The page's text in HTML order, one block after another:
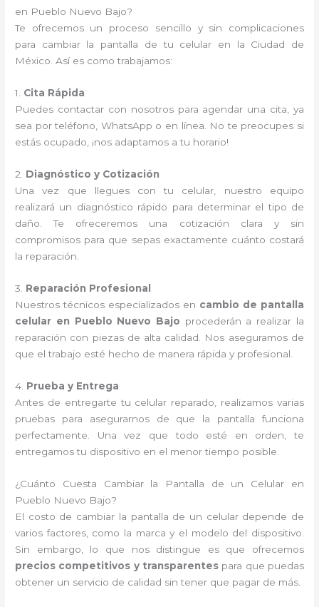
en Pueblo Nuevo Bajo?
Te ofrecemos un proceso sencillo y sin complicaciones
para cambiar la pantalla de tu celular en la Ciudad de
México. Así es como trabajamos:
1. Cita Rápida
Puedes contactar con nosotros para agendar una cita, ya
sea por teléfono, WhatsApp o en línea. No te preocupes si
estás ocupado, ¡nos adaptamos a tu horario!
2. Diagnóstico y Cotización
Una vez que llegues con tu celular, nuestro equipo
realizará un diagnóstico rápido para determinar el tipo de
daño. Te ofreceremos una cotización clara y sin
compromisos para que sepas exactamente cuánto costará
la reparación.
3. Reparación Profesional
Nuestros técnicos especializados en cambio de pantalla
celular en Pueblo Nuevo Bajo procederán a realizar la
reparación con piezas de alta calidad. Nos aseguramos de
que el trabajo esté hecho de manera rápida y profesional.
4. Prueba y Entrega
Antes de entregarte tu celular reparado, realizamos varias
pruebas para asegurarnos de que la pantalla funciona
perfectamente. Una vez que todo esté en orden, te
entregamos tu dispositivo en el menor tiempo posible.
¿Cuánto Cuesta Cambiar la Pantalla de un Celular en
Pueblo Nuevo Bajo?
El costo de cambiar la pantalla de un celular depende de
varios factores, como la marca y el modelo del dispositivo.
Sin embargo, lo que nos distingue es que ofrecemos
precios competitivos y transparentes para que puedas
obtener un servicio de calidad sin tener que pagar de más.